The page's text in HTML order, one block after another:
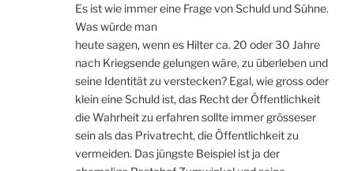
Es ist wie immer eine Frage von Schuld und Sühne.
Was würde man
heute sagen, wenn es Hilter ca. 20 oder 30 Jahre
nach Kriegsende gelungen wäre, zu überleben und
seine Identität zu verstecken? Egal, wie gross oder
klein eine Schuld ist, das Recht der Öffentlichkeit
die Wahrheit zu erfahren sollte immer grösseser
sein als das Privatrecht, die Öffentlichkeit zu
vermeiden. Das jüngste Beispiel ist ja der